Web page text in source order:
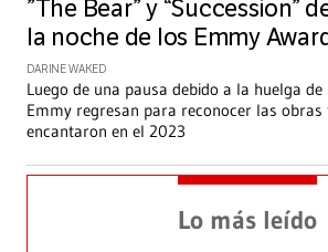
”The Bear” y “Succession”
la noche de los Emmy
DARINE WAKED
Luego de una pausa debido a la huelga
Emmy regresan para reconocer las obras
encantaron en el 2023
Lo más leído